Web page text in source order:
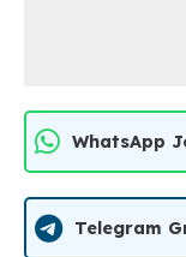
WhatsApp
Telegram